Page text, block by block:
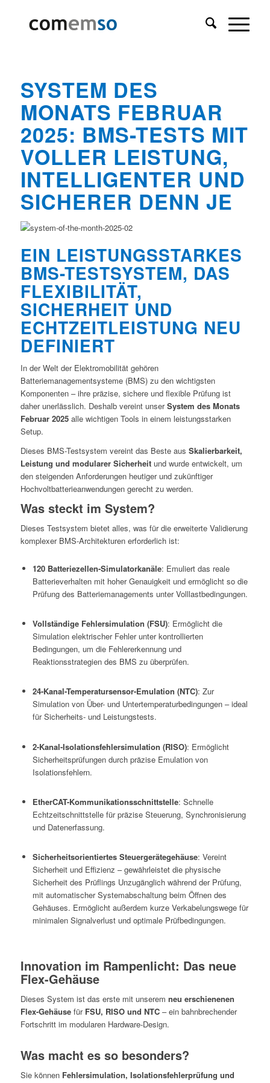
SYSTEM DES
MONATS FEBRUAR
2025: BMS-TESTS MIT
VOLLER LEISTUNG,
INTELLIGENTER UND
SICHERER DENN JE
EIN LEISTUNGSSTARKES
BMS-TESTSYSTEM, DAS
FLEXIBILITÄT,
SICHERHEIT UND
ECHTZEITLEISTUNG NEU
DEFINIERT
In der Welt der Elektromobilität gehören
Batteriemanagementsysteme (BMS) zu den wichtigsten
Komponenten – ihre präzise, ​​sichere und flexible Prüfung ist
daher unerlässlich. Deshalb vereint unserSystem des Monats
Februar 2025alle wichtigen Tools in einem leistungsstarken
Setup.
Dieses BMS-Testsystem vereint das Beste aus Skalierbarkeit,
Leistung und modularer Sicherheitund wurde entwickelt, um
den steigenden Anforderungen heutiger und zukünftiger
Hochvoltbatterieanwendungen gerecht zu werden.
Was steckt im System?
Dieses Testsystem bietet alles, was für die erweiterte Validierung
komplexer BMS-Architekturen erforderlich ist:
120 Batteriezellen-Simulatorkanäle: Emuliert das reale
Batterieverhalten mit hoher Genauigkeit und ermöglicht so die
Prüfung des Batteriemanagements unter Volllastbedingungen.
Vollständige Fehlersimulation (FSU): Ermöglicht die
Simulation elektrischer Fehler unter kontrollierten
Bedingungen, um die Fehlererkennung und
Reaktionsstrategien des BMS zu überprüfen.
24-Kanal-Temperatursensor-Emulation (NTC): Zur
Simulation von Über- und Untertemperaturbedingungen – ideal
für Sicherheits- und Leistungstests.
2-Kanal-Isolationsfehlersimulation (RISO): Ermöglicht
Sicherheitsprüfungen durch präzise Emulation von
Isolationsfehlern.
EtherCAT-Kommunikationsschnittstelle: Schnelle
Echtzeitschnittstelle für präzise Steuerung, Synchronisierung
und Datenerfassung.
Sicherheitsorientiertes Steuergerätegehäuse: Vereint
Sicherheit und Effizienz – gewährleistet die physische
Sicherheit des Prüflings Unzugänglich während der Prüfung,
mit automatischer Systemabschaltung beim Öffnen des
Gehäuses. Ermöglicht außerdem kurze Verkabelungswege für
minimalen Signalverlust und optimale Prüfbedingungen.
Innovation im Rampenlicht: Das neue
Flex-Gehäuse
Dieses System ist das erste mit unserem neu erschienenen
Flex-Gehäusefür FSU, RISO und NTC– ein bahnbrechender
Fortschritt im modularen Hardware-Design.
Was macht es so besonders?
Sie können Fehlersimulation, Isolationsfehlerprüfung und